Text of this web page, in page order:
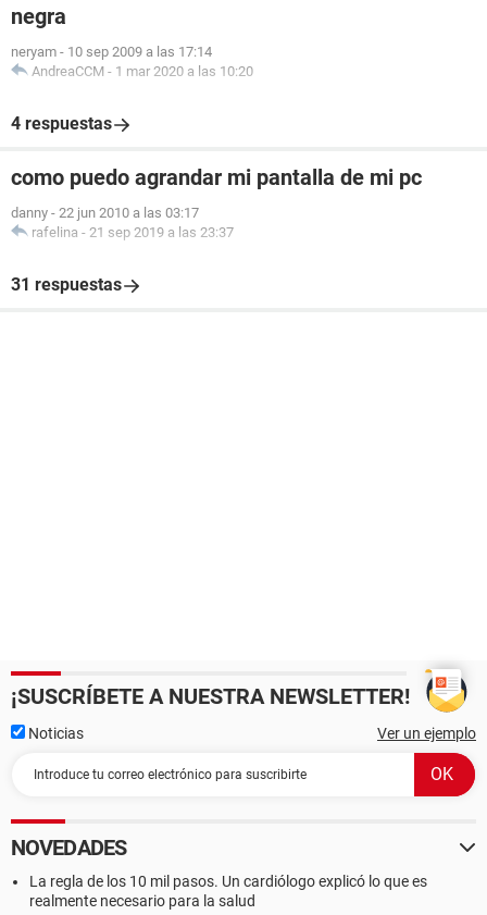
negra
neryam - 10 sep 2009 a las 17:14
AndreaCCM - 1 mar 2020 a las 10:20
4 respuestas
como puedo agrandar mi pantalla de mi pc
danny - 22 jun 2010 a las 03:17
rafelina - 21 sep 2019 a las 23:37
31 respuestas
¡SUSCRÍBETE A NUESTRA NEWSLETTER!
Noticias Ver un ejemplo
NOVEDADES
La regla de los 10 mil pasos. Un cardiólogo explicó lo que es
realmente necesario para la salud